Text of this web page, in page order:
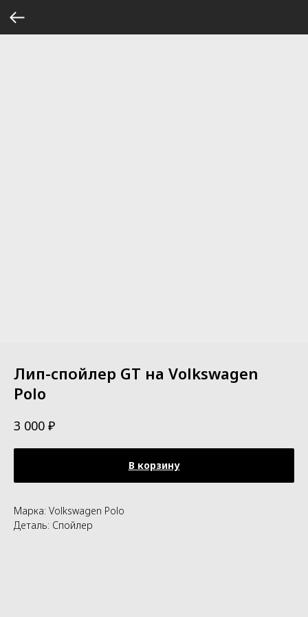
Лип-спойлер GT на Volkswagen
Polo
3 000 ₽
В корзину
Марка: Volkswagen Polo
Деталь: Спойлер